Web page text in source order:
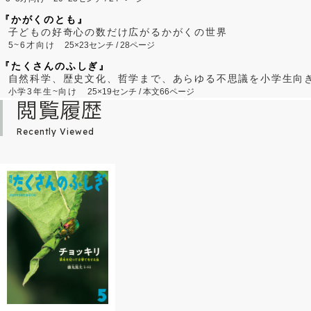
『かがくのとも』
子どもの好奇心の数だけ広がるかがくの世界
5~6才向け25×23センチ / 28ページ
『たくさんのふしぎ』
自然科学、歴史文化、哲学まで、あらゆる不思議を小学生向
小学3年生~向け 25×19センチ / 本文66ページ
閲覧履歴
Recently Viewed